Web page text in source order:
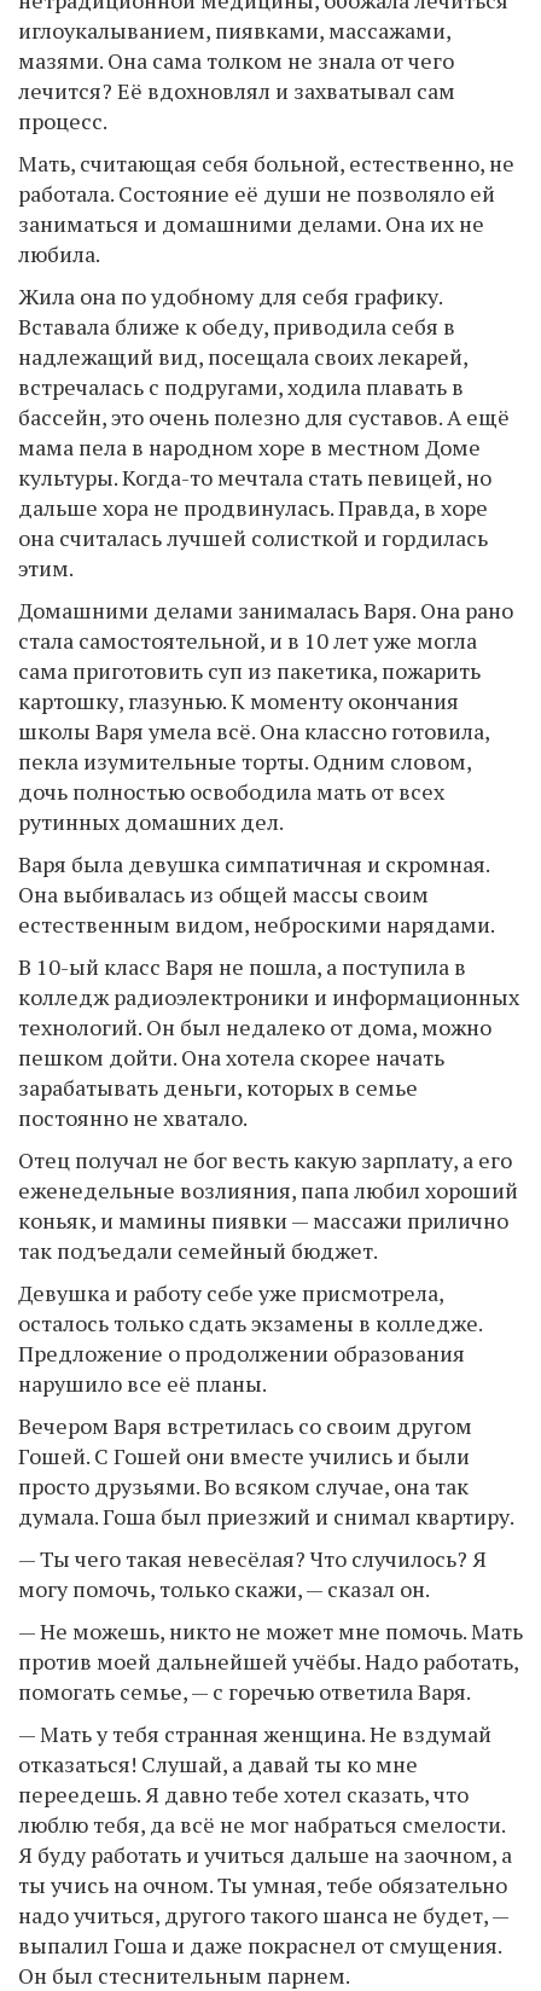
иглоукалыванием, пиявками, массажами,
мазями. Она сама толком не знала от чего
лечится? Её вдохновлял и захватывал сам
процесс.
Мать, считающая себя больной, естественно, не
работала. Состояние её души не позволяло ей
заниматься и домашними делами. Она их не
любила.
Жила она по удобному для себя графику.
Вставала ближе к обеду, приводила себя в
надлежащий вид, посещала своих лекарей,
встречалась с подругами, ходила плавать в
бассейн, это очень полезно для суставов. А ещё
мама пела в народном хоре в местном Доме
культуры. Когда-то мечтала стать певицей, но
дальше хора не продвинулась. Правда, в хоре
она считалась лучшей солисткой и гордилась
этим.
Домашними делами занималась Варя. Она рано
стала самостоятельной, и в 10 лет уже могла
сама приготовить суп из пакетика, пожарить
картошку, глазунью. К моменту окончания
школы Варя умела всё. Она классно готовила,
пекла изумительные торты. Одним словом,
дочь полностью освободила мать от всех
рутинных домашних дел.
Варя была девушка симпатичная и скромная.
Она выбивалась из общей массы своим
естественным видом, неброскими нарядами.
В 10-ый класс Варя не пошла, а поступила в
колледж радиоэлектроники и информационных
технологий. Он был недалеко от дома, можно
пешком дойти. Она хотела скорее начать
зарабатывать деньги, которых в семье
постоянно не хватало.
Отец получал не бог весть какую зарплату, а его
еженедельные возлияния, папа любил хороший
коньяк, и мамины пиявки — массажи прилично
так подъедали семейный бюджет.
Девушка и работу себе уже присмотрела,
осталось только сдать экзамены в колледже.
Предложение о продолжении образования
нарушило все её планы.
Вечером Варя встретилась со своим другом
Гошей. С Гошей они вместе учились и были
просто друзьями. Во всяком случае, она так
думала. Гоша был приезжий и снимал квартиру.
— Ты чего такая невесёлая? Что случилось? Я
могу помочь, только скажи, — сказал он.
— Не можешь, никто не может мне помочь. Мать
против моей дальнейшей учёбы. Надо работать,
помогать семье, — с горечью ответила Варя.
— Мать у тебя странная женщина. Не вздумай
отказаться! Слушай, а давай ты ко мне
переедешь. Я давно тебе хотел сказать, что
люблю тебя, да всё не мог набраться смелости.
Я буду работать и учиться дальше на заочном, а
ты учись на очном. Ты умная, тебе обязательно
надо учиться, другого такого шанса не будет, —
выпалил Гоша и даже покраснел от смущения.
Он был стеснительным парнем.